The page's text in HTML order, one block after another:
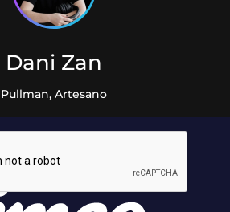
Dani Zan
Pullman, Artesano